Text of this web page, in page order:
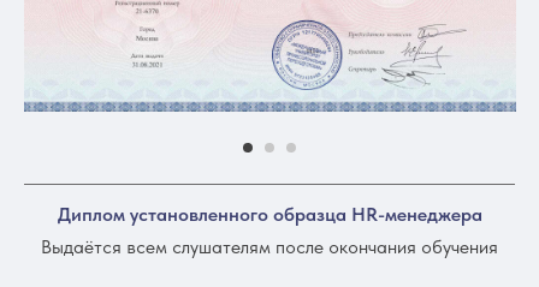
Диплом установленного образца HR-менеджера
Выдаётся всем слушателям после окончания обучения